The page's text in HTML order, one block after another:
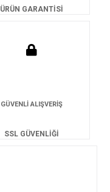
ÜRÜN GARANTİSİ
GÜVENLİ ALIŞVERİŞ
SSL GÜVENLİĞİ